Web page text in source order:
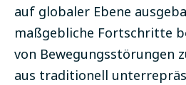
auf globaler Ebene
maßgebliche Fortschritte
von Bewegungsstörungen
aus traditionell